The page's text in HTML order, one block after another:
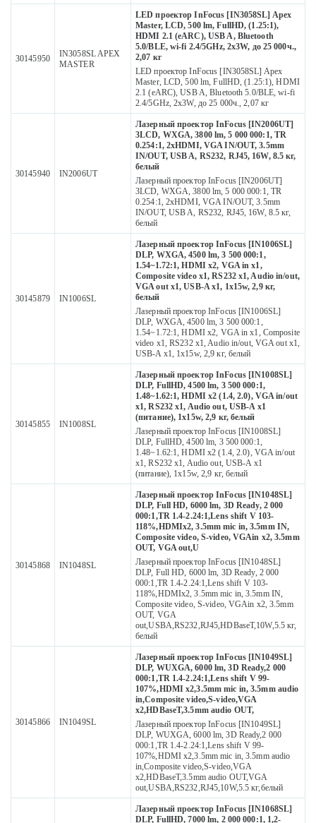
30145950
IN3058SL APEX
MASTER
LED проектор InFocus [IN3058SL] Apex
Master, LCD, 500 lm, FullHD, (1.25:1),
HDMI 2.1 (eARC), USB A, Bluetooth
5.0/BLE, wi-fi 2.4/5GHz, 2х3W, до 25 000ч.,
2,07 кг
LED проектор InFocus [IN3058SL] Apex
Master, LCD, 500 lm, FullHD, (1.25:1), HDMI
2.1 (eARC), USB A, Bluetooth 5.0/BLE, wi-fi
2.4/5GHz, 2х3W, до 25 000ч., 2,07 кг
30145940 IN2006UT
Лазерный проектор InFocus [IN2006UT]
3LCD, WXGA, 3800 lm, 5 000 000:1, TR
0.254:1, 2xHDMI, VGA IN/OUT, 3.5mm
IN/OUT, USB A, RS232, RJ45, 16W, 8.5 кг,
белый
Лазерный проектор InFocus [IN2006UT]
3LCD, WXGA, 3800 lm, 5 000 000:1, TR
0.254:1, 2xHDMI, VGA IN/OUT, 3.5mm
IN/OUT, USB A, RS232, RJ45, 16W, 8.5 кг,
белый
30145879 IN1006SL
Лазерный проектор InFocus [IN1006SL]
DLP, WXGA, 4500 lm, 3 500 000:1,
1.54~1.72:1, HDMI x2, VGA in x1,
Composite video x1, RS232 x1, Audio in/out,
VGA out x1, USB-A x1, 1х15w, 2,9 кг,
белый
Лазерный проектор InFocus [IN1006SL]
DLP, WXGA, 4500 lm, 3 500 000:1,
1.54~1.72:1, HDMI x2, VGA in x1, Composite
video x1, RS232 x1, Audio in/out, VGA out x1,
USB-A x1, 1х15w, 2,9 кг, белый
30145855 IN1008SL
Лазерный проектор InFocus [IN1008SL]
DLP, FullHD, 4500 lm, 3 500 000:1,
1.48~1.62:1, HDMI x2 (1.4, 2.0), VGA in/out
x1, RS232 x1, Audio out, USB-A x1
(питание), 1х15w, 2,9 кг, белый
Лазерный проектор InFocus [IN1008SL]
DLP, FullHD, 4500 lm, 3 500 000:1,
1.48~1.62:1, HDMI x2 (1.4, 2.0), VGA in/out
x1, RS232 x1, Audio out, USB-A x1
(питание), 1х15w, 2,9 кг, белый
30145868 IN1048SL
Лазерный проектор InFocus [IN1048SL]
DLP, Full HD, 6000 lm, 3D Ready, 2 000
000:1,TR 1.4-2.24:1,Lens shift V 103-
118%,HDMIх2, 3.5mm mic in, 3.5mm IN,
Composite video, S-video, VGAin x2, 3.5mm
OUT, VGA out,U
Лазерный проектор InFocus [IN1048SL]
DLP, Full HD, 6000 lm, 3D Ready, 2 000
000:1,TR 1.4-2.24:1,Lens shift V 103-
118%,HDMIх2, 3.5mm mic in, 3.5mm IN,
Composite video, S-video, VGAin x2, 3.5mm
OUT, VGA
out,USBA,RS232,RJ45,HDBaseT,10W,5.5 кг,
белый
30145866 IN1049SL
Лазерный проектор InFocus [IN1049SL]
DLP, WUXGA, 6000 lm, 3D Ready,2 000
000:1,TR 1.4-2.24:1,Lens shift V 99-
107%,HDMI х2,3.5mm mic in, 3.5mm audio
in,Composite video,S-video,VGA
x2,HDBaseT,3.5mm audio OUT,
Лазерный проектор InFocus [IN1049SL]
DLP, WUXGA, 6000 lm, 3D Ready,2 000
000:1,TR 1.4-2.24:1,Lens shift V 99-
107%,HDMI х2,3.5mm mic in, 3.5mm audio
in,Composite video,S-video,VGA
x2,HDBaseT,3.5mm audio OUT,VGA
out,USBA,RS232,RJ45,10W,5.5 кг,белый
Лазерный проектор InFocus [IN1068SL]
DLP, FullHD, 7000 lm, 2 000 000:1, 1,2-